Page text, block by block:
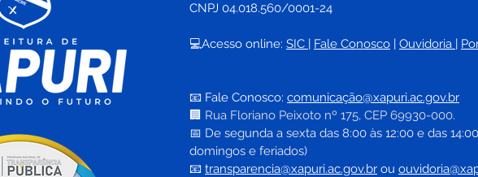
CNPJ 04.018.560/0001-24
💻Acesso online: SIC | Fale Conosco | Ouvidoria |
📧 Fale Conosco: comunicação@xapuri.ac.gov.br
🏢 Rua Floriano Peixoto nº 175, CEP 69930-000.
📅 De segunda a sexta das 8:00 às 12:00 e das
domingos e feriados)
📧 transparencia@xapuri.ac.gov.br ou